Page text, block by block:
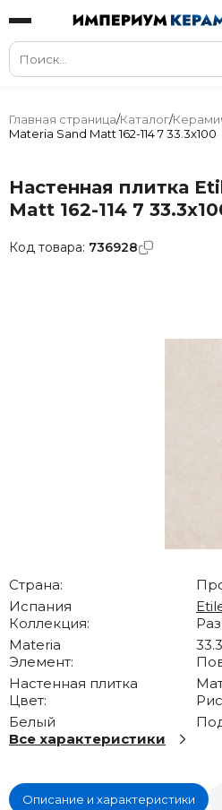
Главная страница/Каталог/
Materia Sand Matt 162-114 7 33.3x100
Настенная плитка
Matt 162-114 7
Страна:
Испания
Коллекция:
Materia
Элемент:
Настенная плитка
Цвет:
Белый
Все характеристики
Описание и характеристики
Код товара: 736928